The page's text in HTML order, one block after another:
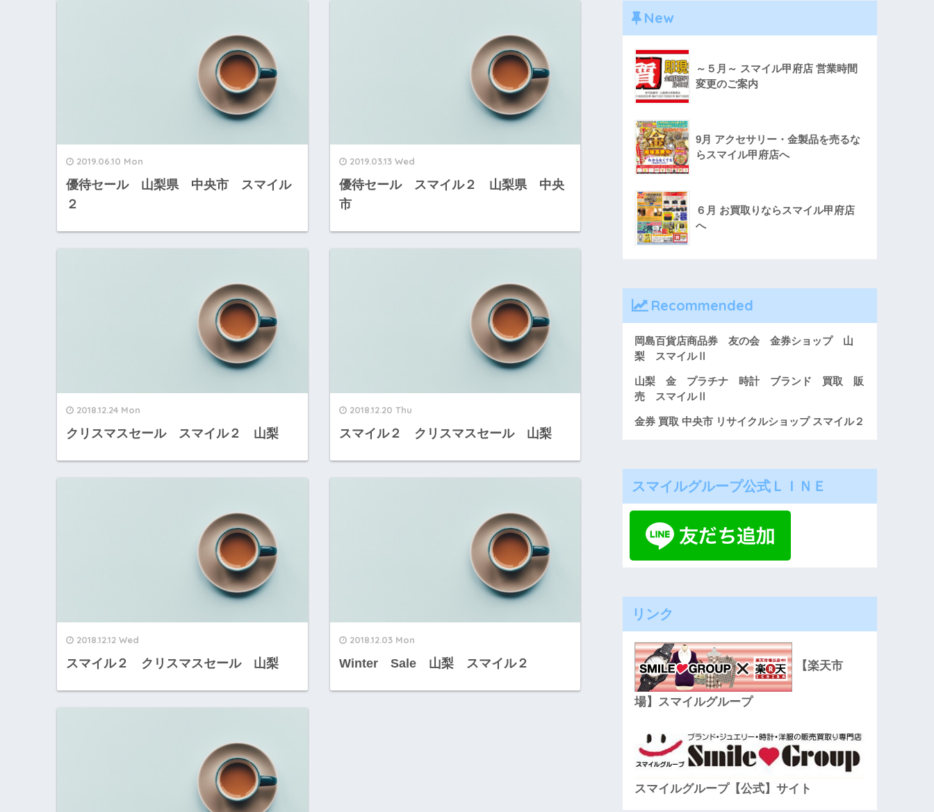
2019.06.10 Mon
優待セール 山梨県 中央市 スマイル
２
2019.03.13 Wed
優待セール スマイル２ 山梨県 中央
市
2018.12.24 Mon
クリスマスセール スマイル２ 山梨
2018.12.20 Thu
スマイル２ クリスマスセール 山梨
2018.12.12 Wed
スマイル２ クリスマスセール 山梨
2018.12.03 Mon
Winter Sale 山梨 スマイル２
New
～５月～ スマイル甲府店 営業時間
変更のご案内
9月 アクセサリー・金製品を売るな
らスマイル甲府店へ
６月 お買取りならスマイル甲府店
へ
Recommended
岡島百貨店商品券 友の会 金券ショップ 山
梨 スマイルⅡ
山梨 金 プラチナ 時計 ブランド 買取 販
売 スマイルⅡ
金券 買取 中央市 リサイクルショップ スマイル２
スマイルグループ公式ＬＩＮＥ
リンク
【楽天市
場】スマイルグループ
スマイルグループ【公式】サイト